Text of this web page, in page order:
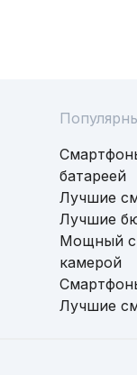
батареей
Лучшие
Лучшие
Мощный
камерой
Лучшие